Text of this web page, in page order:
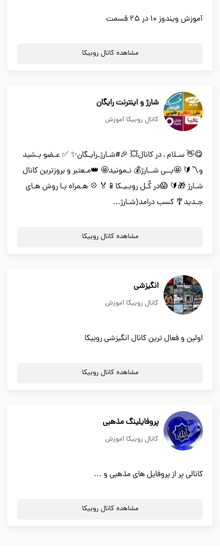
آموزش ویندوز ۱۰ در ۲۵ قسمت
مشاهده کانال روبیکا
شارژ و اینترنت رایگان
کانال روبیکا آموزش
😋👋 سـلام , در کانال💥 🎉#شـارژ_رایـگان✨ ✅ عـضو بـشید
و〽️🔰 🤩بــی شــارژ💰 نـمونید🤩 👑مـعتبر و بروزترین کانال
شـارژ 🎁🔰 😱در کُـل روبـیـکا📱🏅 💠 هـمراه بـا روش هـای
جـدید🎐 کسب درامد(شـارژ...
مشاهده کانال روبیکا
انگیزشی
کانال روبیکا آموزش
اولین و فعال ترین کانال انگیزشی روبیکا
مشاهده کانال روبیکا
پروفایلینگ مذهبی
کانال روبیکا آموزش
کانالی پر از پروفایل های مذهبی و …
مشاهده کانال روبیکا